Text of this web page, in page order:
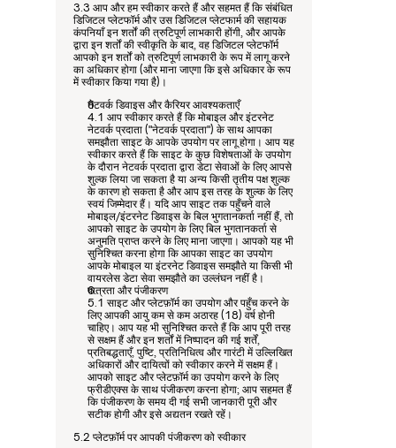
3.3 आप और हम स्वीकार करते हैं और सहमत हैं कि संबंधित
डिजिटल प्लेटफॉर्म और उस डिजिटल प्लेटफार्म की सहायक
कंपनियाँ इन शर्तों की त्रुटिपूर्ण लाभकारी होंगी, और आपके
द्वारा इन शर्तों की स्वीकृति के बाद, वह डिजिटल प्लेटफॉर्म
आपको इन शर्तों को त्रुटिपूर्ण लाभकारी के रूप में लागू करने
का अधिकार होगा (और माना जाएगा कि इसे अधिकार के रूप
में स्वीकार किया गया है)।
नेटवर्क डिवाइस और कैरियर आवश्यकताएँ
4.1 आप स्वीकार करते हैं कि मोबाइल और इंटरनेट
नेटवर्क प्रदाता ("नेटवर्क प्रदाता") के साथ आपका
समझौता साइट के आपके उपयोग पर लागू होगा। आप यह
स्वीकार करते हैं कि साइट के कुछ विशेषताओं के उपयोग
के दौरान नेटवर्क प्रदाता द्वारा डेटा सेवाओं के लिए आपसे
शुल्क लिया जा सकता है या अन्य किसी तृतीय पक्ष शुल्क
के कारण हो सकता है और आप इस तरह के शुल्क के लिए
स्वयं जिम्मेदार हैं। यदि आप साइट तक पहुँचने वाले
मोबाइल/इंटरनेट डिवाइस के बिल भुगतानकर्ता नहीं हैं, तो
आपको साइट के उपयोग के लिए बिल भुगतानकर्ता से
अनुमति प्राप्त करने के लिए माना जाएगा। आपको यह भी
सुनिश्चित करना होगा कि आपका साइट का उपयोग
आपके मोबाइल या इंटरनेट डिवाइस समझौते या किसी भी
वायरलेस डेटा सेवा समझौते का उल्लंघन नहीं है।
पात्रता और पंजीकरण
5.1 साइट और प्लेटफ़ॉर्म का उपयोग और पहुँच करने के
लिए आपकी आयु कम से कम अठारह (18) वर्ष होनी
चाहिए। आप यह भी सुनिश्चित करते हैं कि आप पूरी तरह
से सक्षम हैं और इन शर्तों में निष्पादन की गई शर्तें,
प्रतिबद्धताएँ, पुष्टि, प्रतिनिधित्व और गारंटी में उल्लिखित
अधिकारों और दायित्वों को स्वीकार करने में सक्षम हैं।
आपको साइट और प्लेटफ़ॉर्म का उपयोग करने के लिए
फ्रीडीएक्स के साथ पंजीकरण करना होगा; आप सहमत हैं
कि पंजीकरण के समय दी गई सभी जानकारी पूरी और
सटीक होगी और इसे अद्यतन रखते रहें।
5.2 प्लेटफ़ॉर्म पर आपकी पंजीकरण को स्वीकार